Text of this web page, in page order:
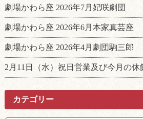
ン
ク
劇場かわら座 2026年7月妃咲劇団
劇場かわら座 2026年6月本家真芸座
劇場かわら座 2026年4月劇団駒三郎
2月11日（水）祝日営業及び今月の休
カテゴリー